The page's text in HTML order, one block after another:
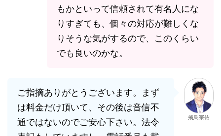
もかといって信頼されて有名人にな
りすぎても、個々の対応が難しくな
りそうな気がするので、このくらい
でも良いのかな。
ご指摘ありがとうございます。まず
は料金だけ頂いて、その後は音信不
通ではないのでご安心下さい。法令
飛鳥宗佑